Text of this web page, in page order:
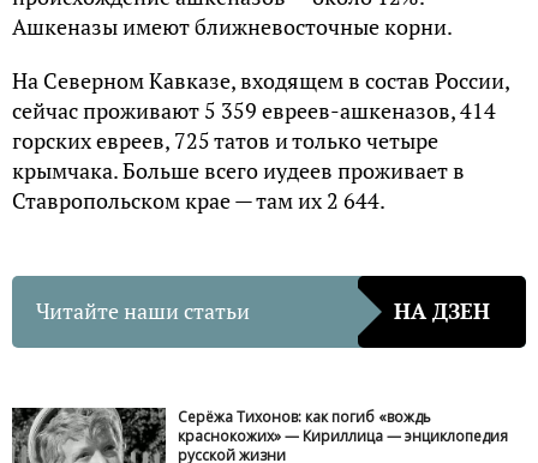
Ашкеназы имеют ближневосточные корни.
На Северном Кавказе, входящем в состав России,
сейчас проживают 5 359 евреев-ашкеназов, 414
горских евреев, 725 татов и только четыре
крымчака. Больше всего иудеев проживает в
Ставропольском крае — там их 2 644.
Читайте наши статьи НА ДЗЕН
Серёжа Тихонов: как погиб «вождь
краснокожих» — Кириллица — энциклопедия
русской жизни